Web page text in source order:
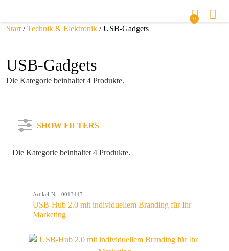
0
Start /Technik & Elektronik / USB-Gadgets
USB-Gadgets
Die Kategorie beinhaltet 4 Produkte.
SHOW FILTERS
Farbe
Die Kategorie beinhaltet 4 Produkte.
Artikel-Nr.: 0013447
USB-Hub 2.0 mit individuellem Branding für Ihr
Marketing